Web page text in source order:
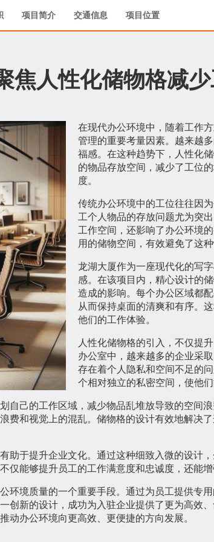
项目简介 交通信息 项目位置
焦人性化储物格减
在现代办公环境中，随着工作
管理的重要考量因素。越来越
福感。在这种趋势下，人性化
的物品存放空间，减少了工位
度。
传统办公环境中的工位往往因
工个人物品的存放问题尤为突
工作空间，还影响了办公环境
用的储物空间，有效避免了这
龙湖大厦作为一座现代化的写
感。在该项目内，精心设计的
造成的影响。每个办公区域都
从而保持桌面的清爽和有序。
他们的工作体验。
人性化储物格的引入，不仅提
办公室中，越来越多的企业采
存在着个人隐私和空间不足的
个相对独立的私密空间，使他
自己的工作区域，减少物品乱堆放导致的空间
费和视觉上的混乱。储物格的设计有效地解决
助于提升企业文化。通过这种细致入微的设计
仅能够提升员工的工作满意度和忠诚度，还能
环境质量的一个重要手段。通过为员工提供专
创新的设计，成功为入驻企业提供了更为高效
动办公环境向更高效、更便捷的方向发展。